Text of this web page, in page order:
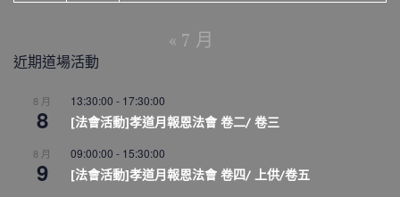
« 7 月
近期道場活動
8 月
8
13:30:00 - 17:30:00
[法會活動]孝道月報恩法會 卷二/ 卷三
8 月
9
09:00:00 - 15:30:00
[法會活動]孝道月報恩法會 卷四/ 上供/卷五